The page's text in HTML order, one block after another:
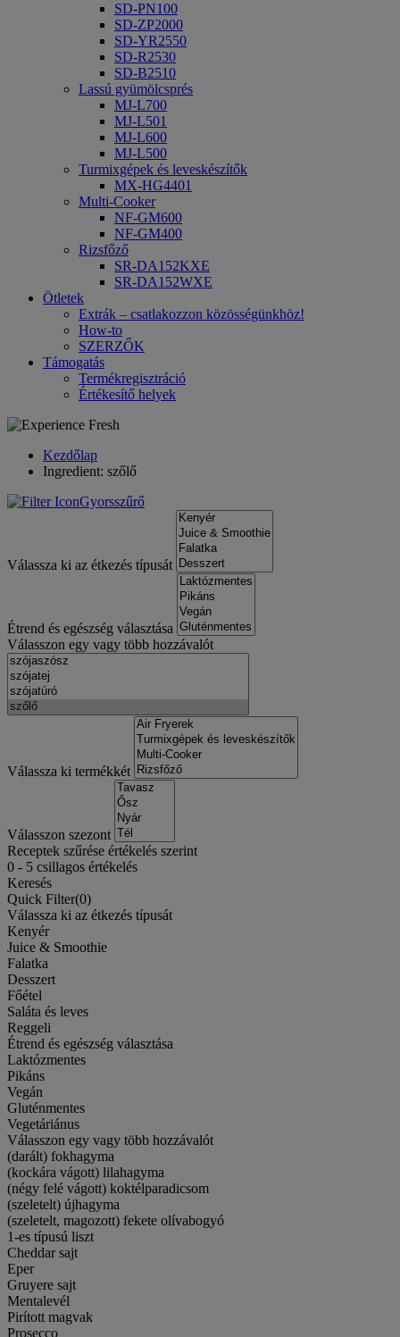
SD-PN100
SD-ZP2000
SD-YR2550
SD-R2530
SD-B2510
Lassú gyümölcsprés
MJ-L700
MJ-L501
MJ-L600
MJ-L500
Turmixgépek és leveskészítők
MX-HG4401
Multi-Cooker
NF-GM600
NF-GM400
Rizsfőző
SR-DA152KXE
SR-DA152WXE
Ötletek
Extrák – csatlakozzon közösségünkhöz!
How-to
SZERZŐK
Támogatás
Termékregisztráció
Értékesítő helyek
Kezdőlap
Ingredient: szőlő
Gyorsszűrő
Válassza ki az étkezés típusát
Étrend és egészség választása
Válasszon egy vagy több hozzávalót
Válassza ki termékkét
Válasszon szezont
Receptek szűrése értékelés szerint
0 - 5 csillagos értékelés
Keresés
Quick Filter(0)
Válassza ki az étkezés típusát
Kenyér
Juice & Smoothie
Falatka
Desszert
Főétel
Saláta és leves
Reggeli
Étrend és egészség választása
Laktózmentes
Pikáns
Vegán
Gluténmentes
Vegetáriánus
Válasszon egy vagy több hozzávalót
(darált) fokhagyma
(kockára vágott) lilahagyma
(négy felé vágott) koktélparadicsom
(szeletelt) újhagyma
(szeletelt, magozott) fekete olívabogyó
1-es típusú liszt
Cheddar sajt
Eper
Gruyere sajt
Mentalevél
Pirított magvak
Prosecco